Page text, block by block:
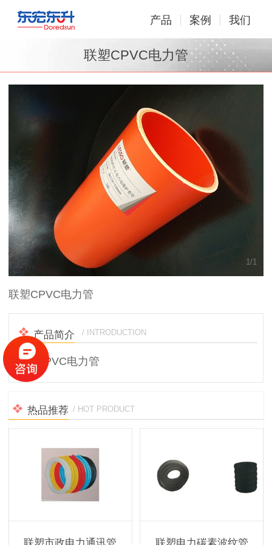
产品 案例 我们
联塑CPVC电力管
1/1
联塑CPVC电力管
产品简介 / INTRODUCTION
联塑CPVC电力管
热品推荐 / HOT PRODUCT